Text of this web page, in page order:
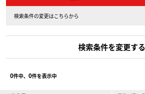
検索条件の変更はこちらから
検索条件を変更する
0件中、 0件を表示中